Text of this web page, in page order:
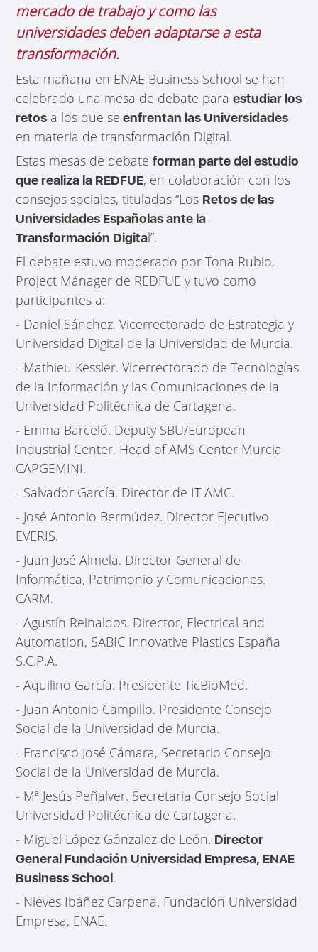
mercado de trabajo y como las
universidades deben adaptarse a esta
transformación.
Esta mañana en ENAE Business School se han
celebrado una mesa de debate paraestudiar los
retos a los que se enfrentan las Universidades
en materia de transformación Digital.
Estas mesas de debateforman parte del estudio
que realiza la REDFUE, en colaboración con los
consejos sociales, tituladas “Los Retos de las
Universidades Españolas ante la
Transformación Digital”.
El debate estuvo moderado por Tona Rubio,
Project Mánager de REDFUE y tuvo como
participantes a:
- Daniel Sánchez. Vicerrectorado de Estrategia y
Universidad Digital de la Universidad de Murcia.
- Mathieu Kessler. Vicerrectorado de Tecnologías
de la Información y las Comunicaciones de la
Universidad Politécnica de Cartagena.
- Emma Barceló. Deputy SBU/European
Industrial Center. Head of AMS Center Murcia
CAPGEMINI.
- Salvador García. Director de IT AMC.
- José Antonio Bermúdez. Director Ejecutivo
EVERIS.
- Juan José Almela. Director General de
Informática, Patrimonio y Comunicaciones.
CARM.
- Agustín Reinaldos. Director, Electrical and
Automation, SABIC Innovative Plastics España
S.C.P.A.
- Aquilino García. Presidente TicBioMed.
- Juan Antonio Campillo. Presidente Consejo
Social de la Universidad de Murcia.
- Francisco José Cámara, Secretario Consejo
Social de la Universidad de Murcia.
- Mª Jesús Peñalver. Secretaria Consejo Social
Universidad Politécnica de Cartagena.
- Miguel López Gónzalez de León. Director
General Fundación Universidad Empresa, ENAE
Business School.
- Nieves Ibáñez Carpena. Fundación Universidad
Empresa, ENAE.